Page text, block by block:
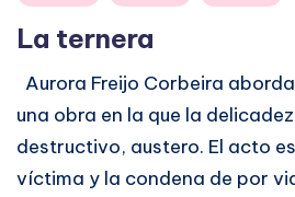
La ternera
Aurora Freijo Corbeira
una obra en la que la
destructivo, austero. El acto
víctima y la condena de por